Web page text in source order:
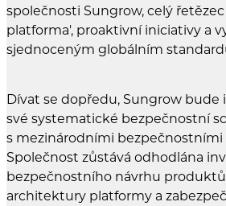
společnosti Sungrow, celý
platforma', proaktivní iniciativy a
sjednoceným globálním
Dívat se dopředu, Sungrow bude
své systematické bezpečnostní
s mezinárodními bezpečnostními
Společnost zůstává odhodlána
bezpečnostního návrhu
architektury platformy a